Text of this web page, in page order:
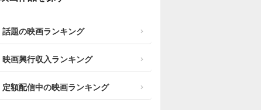
話題の映画ランキング
映画興行収入ランキング
定額配信中の映画ランキング